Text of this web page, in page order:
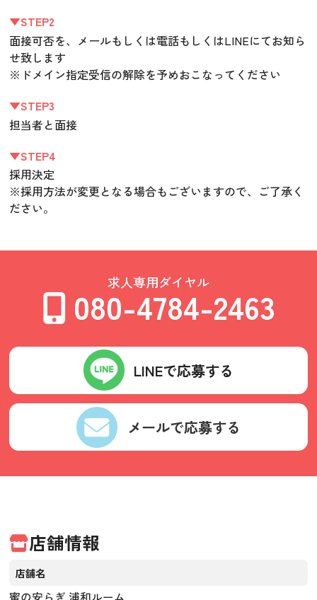
▼STEP2
面接可否を、メールもしくは電話もしくはLINEにてお知ら
せ致します
※ドメイン指定受信の解除を予めおこなってください
▼STEP3
担当者と面接
▼STEP4
採用決定
※採用方法が変更となる場合もございますので、ご了承く
ださい。
求人専用ダイヤル
080-4784-2463
LINEで応募する
メールで応募する
店舗情報
店舗名